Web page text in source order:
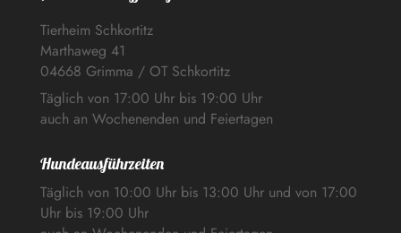
Tierheim Schkortitz
Marthaweg 41
04668 Grimma / OT Schkortitz
Täglich von 17:00 Uhr bis 19:00 Uhr
auch an Wochenenden und Feiertagen
Hundeausführzeiten
Täglich von 10:00 Uhr bis 13:00 Uhr und von 17:00
Uhr bis 19:00 Uhr